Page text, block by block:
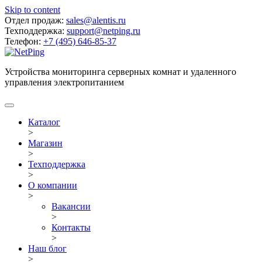
Skip to content
Отдел продаж: sales@alentis.ru
Техподдержка: support@netping.ru
Телефон: +7 (495) 646-85-37
Устройства мониторинга серверных комнат и удаленного
управления электропитанием
Каталог
>
Магазин
>
Техподдержка
>
О компании
>
Вакансии
>
Контакты
>
Наш блог
>